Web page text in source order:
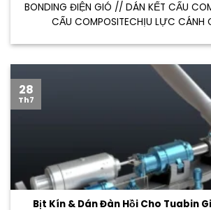
BONDING ĐIỆN GIÓ // DÁN KẾT CẤU
CẤU COMPOSITECHỊU LỰC CÁNH
Bịt Kín & Dán Đàn Hồi Cho Tuabin
28
Th7